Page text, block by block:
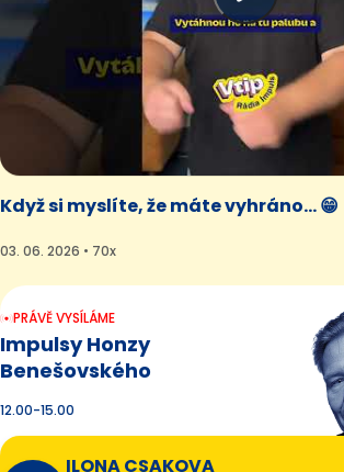
Když si myslíte, že máte vyhráno... 😁
03. 06. 2026 • 70x
PRÁVĚ VYSÍLÁME
Impulsy Honzy
Benešovského
12.00-15.00
ILONA CSAKOVA